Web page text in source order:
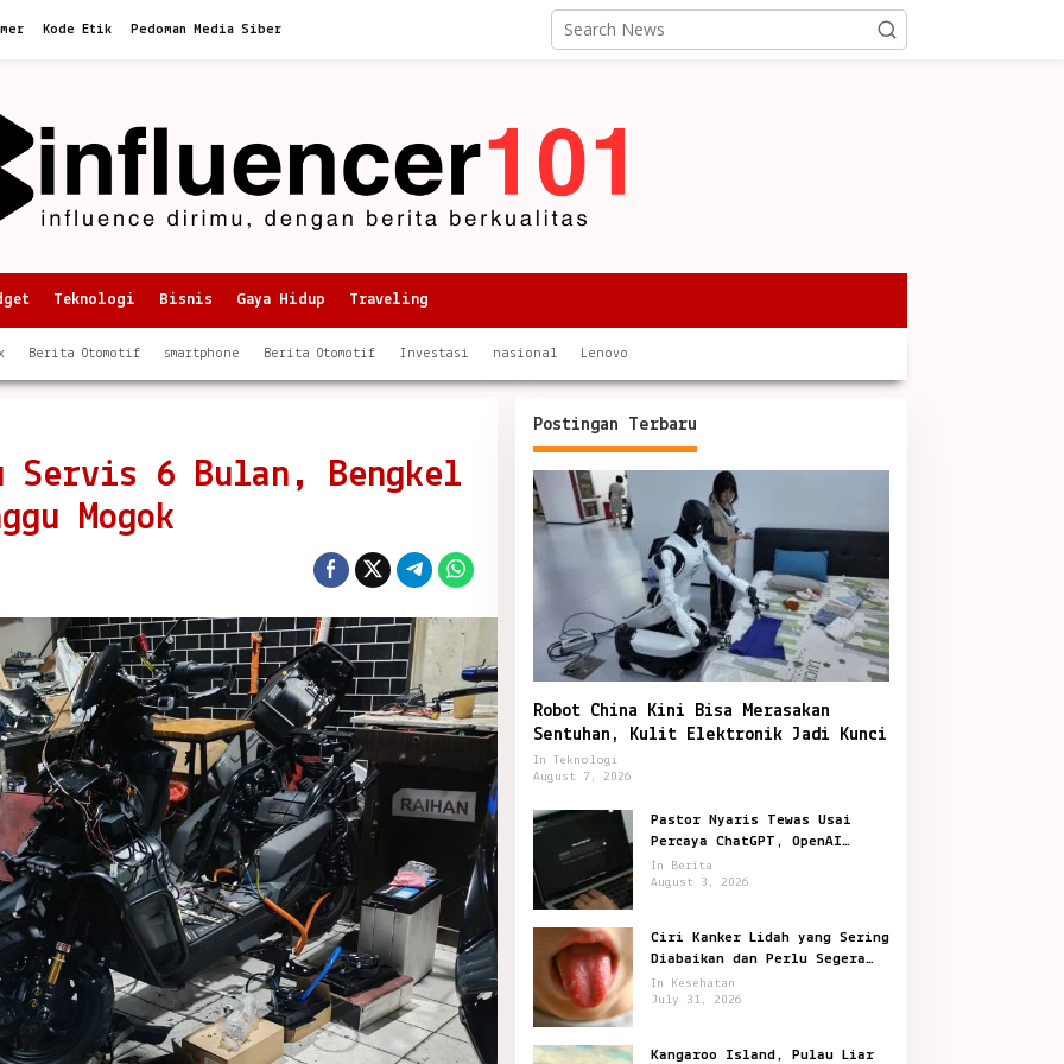
Kode Etik Pedoman Media Siber
Teknologi Bisnis Gaya Hidup Traveling
Berita Otomotif smartphone Berita Otomotif Investasi nasional Lenovo
6 Bulan, Bengkel
Mogok
Postingan Terbaru
Robot China Kini Bisa Merasakan
Sentuhan, Kulit Elektronik Jadi Kunci
In Teknologi
August 7, 2026
Pastor Nyaris Tewas Usai
Percaya ChatGPT, OpenAI
Digugat di San Francisco
In Berita
August 3, 2026
Ciri Kanker Lidah yang Sering
Diabaikan dan Perlu Segera
Diperiksa
In Kesehatan
July 31, 2026
Kangaroo Island, Pulau Liar